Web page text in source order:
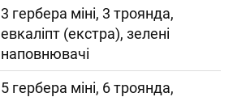
3 гербера міні, 3 троянда,
евкаліпт (екстра), зелені
наповнювачі
5 гербера міні, 6 троянда,